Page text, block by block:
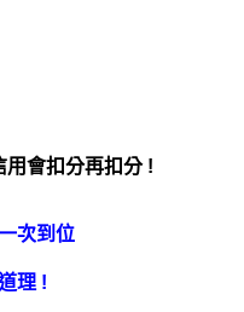
用會扣分再扣分 !
次到位
理 !